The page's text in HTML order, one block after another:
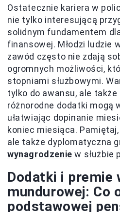
Ostatecznie kariera w
nie tylko interesującą
solidnym fundamentem
finansowej. Młodzi ludzie
zawód często nie zdają
ogromnych możliwości,
stopniami służbowymi.
tylko do awansu, ale także
różnorodne dodatki mogą
ułatwiając dopinanie
koniec miesiąca.
ale także dyplomatyczna
wynagrodzenie w służbie
Dodatki i premie
mundurowej: Co
podstawowej